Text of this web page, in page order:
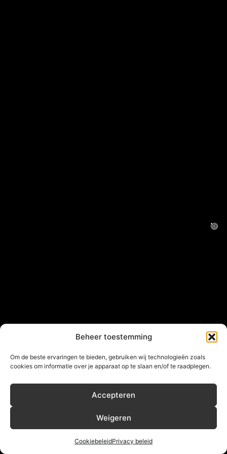
Beheer toestemming
Om de beste ervaringen te bieden, gebruiken wij technologieën zoals
cookies om informatie over je apparaat op te slaan en/of te raadplegen.
Accepteren
Weigeren
CookiebeleidPrivacy beleid